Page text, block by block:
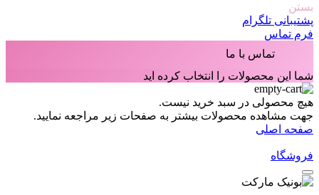
بستن
پشتیبانی تلگرام
فرم تماس
تماس با ما
شما این محصولات را انتخاب کرده اید
هیچ محصولی در سبد خرید نیست.
جهت مشاهده محصولات بیشتر به صفحات زیر مراجعه نمایید.
صفحه اصلی
فروشگاه